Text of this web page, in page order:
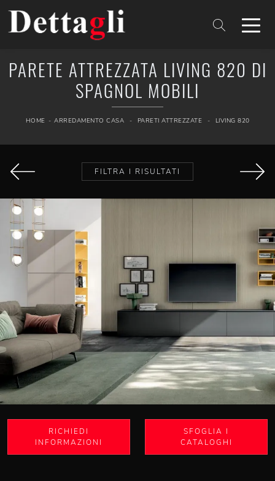
PARETE ATTREZZATA LIVING 820 DI
SPAGNOL MOBILI
HOME - ARREDAMENTO CASA - PARETI ATTREZZATE - LIVING 820
FILTRA I RISULTATI
RICHIEDI
INFORMAZIONI
SFOGLIA I
CATALOGHI